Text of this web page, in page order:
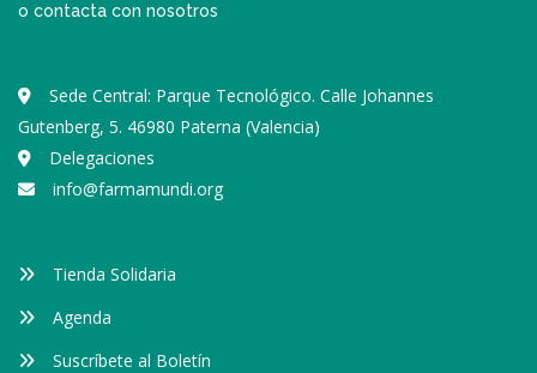
o contacta con nosotros
Sede Central: Parque Tecnológico. Calle Johannes
Gutenberg, 5. 46980 Paterna (Valencia)
Delegaciones
info@farmamundi.org
Tienda Solidaria
Agenda
Suscríbete al Boletín